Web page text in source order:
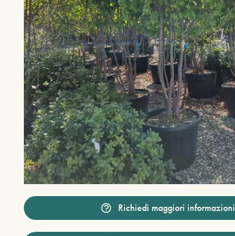
Richiedi maggiori informazioni